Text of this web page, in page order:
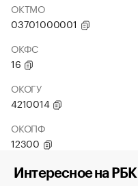
ОКТМО
03701000001
ОКФС
16
ОКОГУ
4210014
ОКОПФ
12300
Интересное на РБК